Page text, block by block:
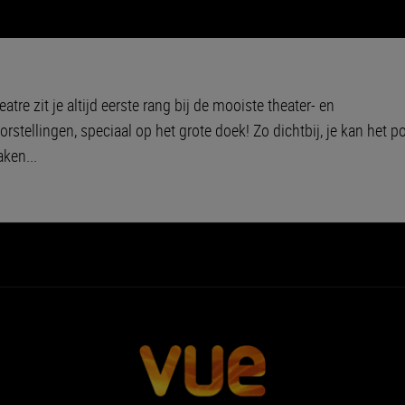
zit je altijd eerste rang bij de mooiste theater- en
speciaal op het grote doek! Zo dichtbij, je kan het